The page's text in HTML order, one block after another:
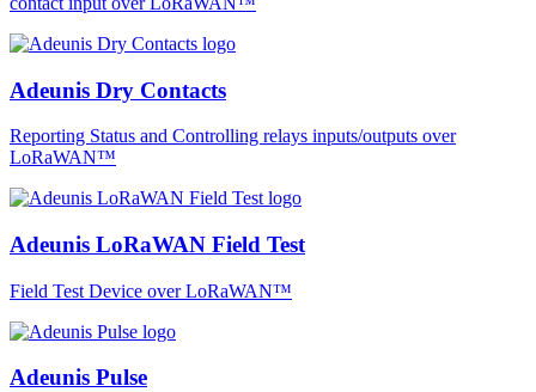
Adeunis Dry Contacts
Reporting Status and Controlling relays inputs/outputs over
LoRaWAN™
Adeunis LoRaWAN Field Test
Field Test Device over LoRaWAN™
Adeunis Pulse